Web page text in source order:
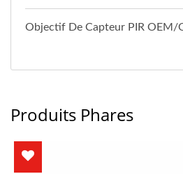
Objectif De Capteur PIR OEM/
Produits Phares